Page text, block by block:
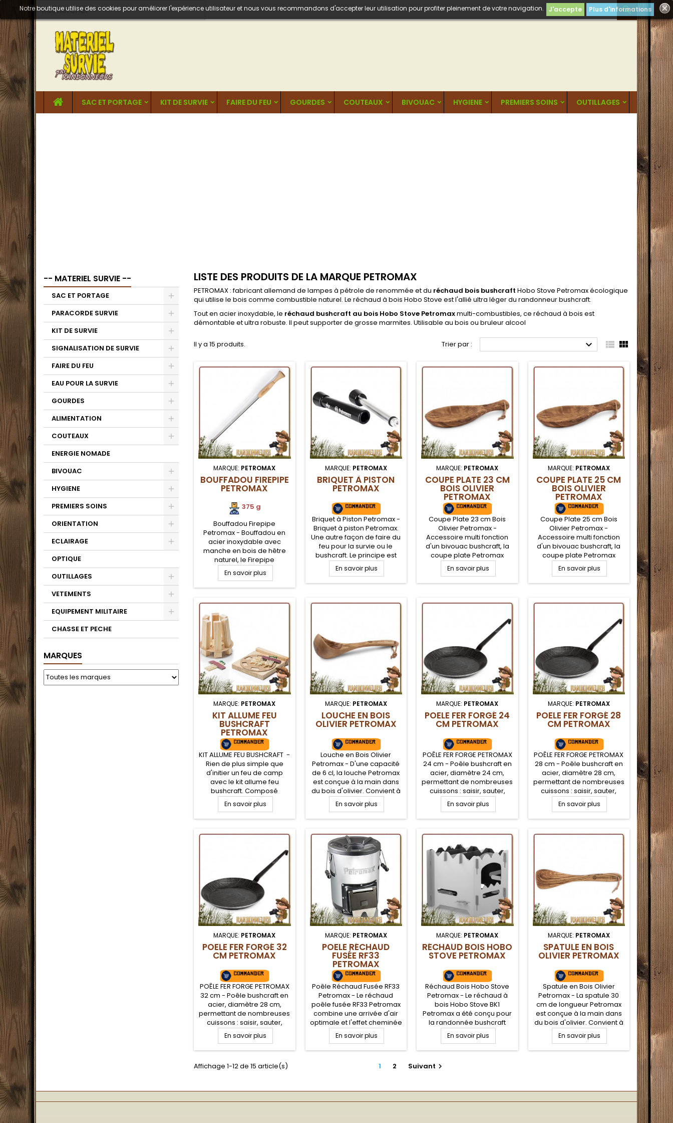

Notre boutique utilise des cookies pour améliorer l'expérience utilisateur et nous vous recommandons d'accepter leur utilisation pour profiter pleinement de votre navigation. J'accepte Plus d'informations
SAC ET PORTAGE KIT DE SURVIE FAIRE DU FEU GOURDES COUTEAUX BIVOUAC HYGIENE PREMIERS SOINS OUTILLAGES
-- MATERIEL SURVIE --
SAC ET PORTAGE
PARACORDE SURVIE
KIT DE SURVIE
SIGNALISATION DE SURVIE
FAIRE DU FEU
EAU POUR LA SURVIE
GOURDES
ALIMENTATION
COUTEAUX
ENERGIE NOMADE
BIVOUAC
HYGIENE
PREMIERS SOINS
ORIENTATION
ECLAIRAGE
OPTIQUE
OUTILLAGES
VETEMENTS
EQUIPEMENT MILITAIRE
CHASSE ET PECHE
MARQUES
LISTE DES PRODUITS DE LA MARQUE PETROMAX
PETROMAX : fabricant allemand de lampes à pétrole de renommée et du réchaud bois bushcraft Hobo Stove Petromax écologique
qui utilise le bois comme combustible naturel. Le réchaud à bois Hobo Stove est l'allié ultra léger du randonneur bushcraft.
Tout en acier inoxydable, le réchaud bushcraft au bois Hobo Stove Petromaxmulti-combustibles, ce réchaud à bois est
démontable et ultra robuste. Il peut supporter de grosse marmites. Utilisable au bois ou bruleur alcool
Il y a 15 produits. Trier par :   
MARQUE: PETROMAX
BOUFFADOU FIREPIPE
PETROMAX
375 g
Bouffadou Firepipe
Petromax - Bouffadou en
acier inoxydable avec
manche en bois de hêtre
naturel, le Firepipe
Petromax est un tube
télescopique jusqu'à 98 cm
(60 cm une fois replié).
feu de camp, ou raviver la
flamme d'un réchaud bois
bushcraft randonnée.
En savoir plus
MARQUE: PETROMAX
BRIQUET À PISTON
PETROMAX
Briquet à Piston Petromax -
Briquet à piston Petromax.
Une autre façon de faire du
feu pour la survie ou le
bushcraft. Le principe est
d'enflammer un morceau
d'amadou grâce à la
chaleur dégagée par la
l'échauffement de l'air dans
En savoir plus
MARQUE: PETROMAX
COUPE PLATE 23 CM
BOIS OLIVIER
PETROMAX
Coupe Plate 23 cm Bois
Olivier Petromax -
Accessoire multi fonction
d'un bivouac bushcraft, la
coupe plate Petromax
pourra aussi bien être
utilisée en tant qu'assiette,
bol, coupelle ou bien
de fabrication à la main, la
aliments. Longue durée de
vie grâce à la finition huile-
cire.
En savoir plus
MARQUE: PETROMAX
COUPE PLATE 25 CM
BOIS OLIVIER
PETROMAX
Coupe Plate 25 cm Bois
Olivier Petromax -
Accessoire multi fonction
d'un bivouac bushcraft, la
coupe plate Petromax
pourra aussi bien être
utilisée en tant qu'assiette,
bol, coupelle ou bien
de fabrication à la main, la
aliments. Longue durée de
vie grâce à la finition huile-
cire.
En savoir plus
MARQUE: PETROMAX
KIT ALLUME FEU
BUSHCRAFT
PETROMAX
KIT ALLUME FEU BUSHCRAFT -
Rien de plus simple que
d'initier un feu de camp
avec le kit allume feu
bushcraft. Composé
d'allumettes, copeaux de
bois imbibés de cire,
morceaux de bois sec,
votre foyer allume feu avec
En savoir plus
MARQUE: PETROMAX
LOUCHE EN BOIS
OLIVIER PETROMAX
Louche en Bois Olivier
Petromax - D'une capacité
de 6 cl, la louche Petromax
est conçue à la main dans
du bois d'olivier. Convient à
tous les aliments. Longue
durée de vie grâce à sa
finition huile-cire. Lanyard
En savoir plus
MARQUE: PETROMAX
POELE FER FORGÉ 24
CM PETROMAX
POÊLE FER FORGE PETROMAX
24 cm - Poêle bushcraft en
acier, diamètre 24 cm,
permettant de nombreuses
cuissons : saisir, sauter,
dorer, mijoter... En acier fer
forgé, elle possède une
excellente conductivité
pour un campement
bushcraft originel, 100%
naturel et sans revêtement
En savoir plus
MARQUE: PETROMAX
POELE FER FORGÉ 28
CM PETROMAX
POÊLE FER FORGE PETROMAX
28 cm - Poêle bushcraft en
acier, diamètre 28 cm,
permettant de nombreuses
cuissons : saisir, sauter,
dorer, mijoter... En acier fer
forgé, elle possède une
excellente conductivité
pour un campement
En savoir plus
MARQUE: PETROMAX
POELE FER FORGÉ 32
CM PETROMAX
POÊLE FER FORGE PETROMAX
32 cm - Poêle bushcraft en
acier, diamètre 28 cm,
permettant de nombreuses
cuissons : saisir, sauter,
dorer, mijoter... En acier fer
forgé, elle possède une
excellente conductivité
pour un campement
En savoir plus
MARQUE: PETROMAX
POELE RÉCHAUD
FUSÉE RF33
PETROMAX
Poêle Réchaud Fusée RF33
Petromax - Le réchaud
poêle fusée RF33 Petromax
combine une arrivée d'air
optimale et l'effet cheminée
d'un réchaud à bois, ce qui
permet un rendement
calorifique très performant.
bois est conçue pour
chambre de combustion.
Réchaud bois bushcraft
En savoir plus
MARQUE: PETROMAX
RÉCHAUD BOIS HOBO
STOVE PETROMAX
Réchaud Bois Hobo Stove
Petromax - Le réchaud à
bois Hobo Stove BK1
Petromax a été conçu pour
la randonnée bushcraft
survie nature. Tout inox,
multi-combustibles, ce
réchaud à bois est
robuste. Il peut supporter
ou avec un bruleur alcool
En savoir plus
MARQUE: PETROMAX
SPATULE EN BOIS
OLIVIER PETROMAX
Spatule en Bois Olivier
Petromax - La spatule 30
cm de longueur Petromax
est conçue à la main dans
du bois d'olivier. Convient à
tous les aliments. Longue
durée de vie grâce à sa
finition huile-cire. Lanyard
En savoir plus
Affichage 1-12 de 15 article(s) 1 2 Suivant 